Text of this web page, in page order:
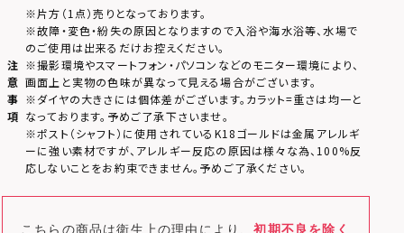
注
意
事
項
※片方（1点）売りとなっております。
※故障・変色・紛失の原因となりますので入浴や海水浴等、水場で
のご使用は出来るだけお控えください。
※撮影環境やスマートフォン・パソコンなどのモニター環境により、
画面上と実物の色味が異なって見える場合がございます。
※ダイヤの大きさには個体差がございます。カラット=重さは均一と
なっております。予めご了承下さいませ。
※ポスト（シャフト）に使用されているK18ゴールドは金属アレルギ
ーに強い素材ですが、アレルギー反応の原因は様々な為、100%反
応しないことをお約束できません。予めご了承ください。
こちらの商品は衛生上の理由により、初期不良を除く